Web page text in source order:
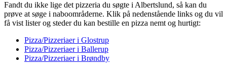
Fandt du ikke lige det pizzeria du søgte i Albertslund, så kan du
prøve at søge i naboområderne. Klik på nedenstående links og du vil
få vist lister og steder du kan bestille en pizza nemt og hurtigt:
Pizza/Pizzeriaer i Glostrup
Pizza/Pizzeriaer i Ballerup
Pizza/Pizzeriaer i Brøndby